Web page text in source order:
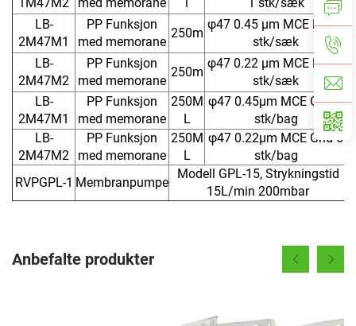
LB-
2M47M1
PP Funksjon
med memorane
250m
φ47 0.45 μm MCE Hvit 6
stk/sæk
LB-
2M47M2
PP Funksjon
med memorane
250m
φ47 0.22 μm MCE Hvit 6
stk/sæk
LB-
2M47M1
PP Funksjon
med memorane
250M
L
φ47 0.45μm MCE Grid 6
stk/bag
LB-
2M47M2
PP Funksjon
med memorane
250M
L
φ47 0.22μm MCE Grid 6
stk/bag
RVPGPL-1 Membranpumpe
Modell GPL-15, Strykningstid
15L/min 200mbar
Anbefalte produkter